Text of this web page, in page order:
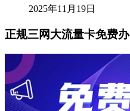
2025年11月19日
正规三网大流量卡免费办